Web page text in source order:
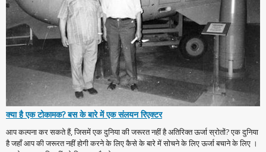
क्या है एक टोकामक? बस के बारे में एक संलयन रिएक्टर
आप कल्पना कर सकते हैं, जिसमें एक दुनिया की जरूरत नहीं है अतिरिक्त ऊर्जा स्रोतों? एक दुनिया
है जहाँ आप की जरूरत नहीं होगी करने के लिए कैसे के बारे में सोचने के लिए ऊर्जा बचाने के लिए ।